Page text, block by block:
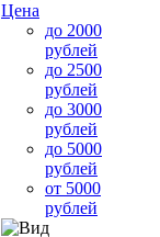
Цена
до 2000
рублей
до 2500
рублей
до 3000
рублей
до 5000
рублей
от 5000
рублей